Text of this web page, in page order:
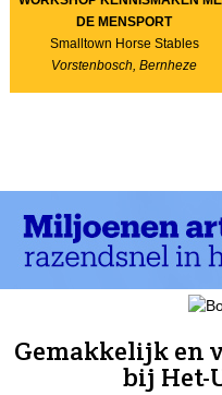
DE MENSPORT
Smalltown Horse Stables
Vorstenbosch, Bernheze
Gemakkelijk en
bij Het-